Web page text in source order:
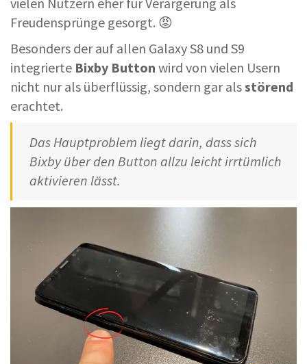
Freudensprünge gesorgt. 😡
Besonders der auf allen Galaxy S8 und S9
integrierte Bixby Button wird von vielen Usern
nicht nur als überflüssig, sondern gar alsstörend
erachtet.
Das Hauptproblem liegt darin, dass sich
Bixby über den Button allzu leicht irrtümlich
aktivieren lässt.